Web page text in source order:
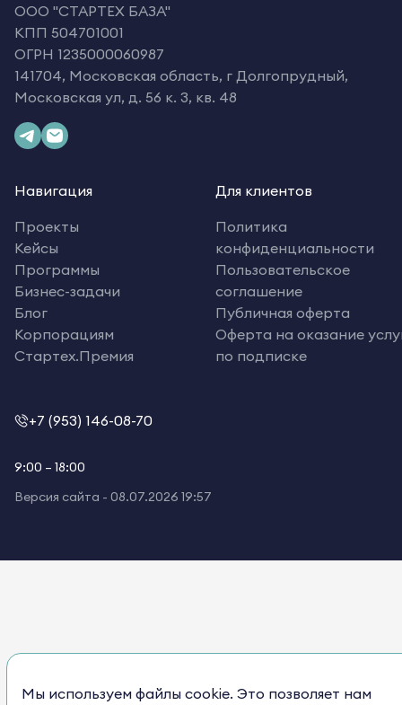
OOO "СТАРТЕХ БАЗА"
КПП 504701001
ОГРН 1235000060987
141704, Московская область, г Долгопрудный,
Московская ул, д. 56 к. 3, кв. 48
Навигация
Проекты
Кейсы
Программы
Бизнес-задачи
Блог
Корпорациям
Стартех.Премия
Для клиентов
Политика
конфиденциальности
Пользовательское
соглашение
Публичная оферта
Оферта на оказание
по подписке
+7 (953) 146-08-70
9:00 – 18:00
Версия сайта - 08.07.2026 19:57
Мы используем файлы cookie. Это позволяет нам